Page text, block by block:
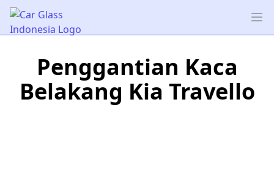
Car Glass Indonesia
Penggantian Kaca
Belakang Kia Travello